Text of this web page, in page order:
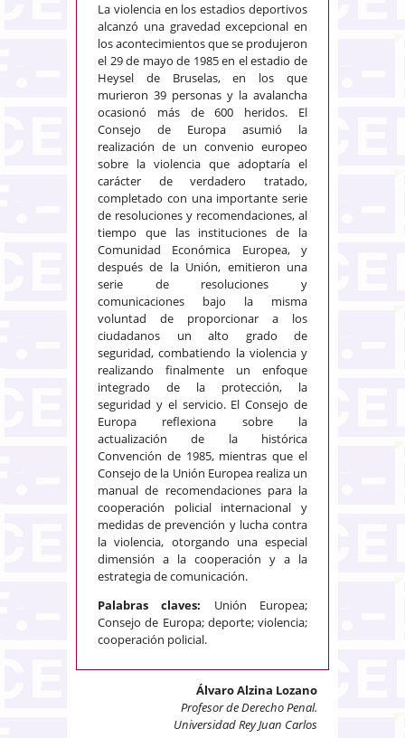
La violencia en los estadios deportivos
alcanzó una gravedad excepcional en
los acontecimientos que se produjeron
el 29 de mayo de 1985 en el estadio de
Heysel de Bruselas, en los que
murieron 39 personas y la avalancha
ocasionó más de 600 heridos. El
Consejo de Europa asumió la
realización de un convenio europeo
sobre la violencia que adoptaría el
carácter de verdadero tratado,
completado con una importante serie
de resoluciones y recomendaciones, al
tiempo que las instituciones de la
Comunidad Económica Europea, y
después de la Unión, emitieron una
serie de resoluciones y
comunicaciones bajo la misma
voluntad de proporcionar a los
ciudadanos un alto grado de
seguridad, combatiendo la violencia y
realizando finalmente un enfoque
integrado de la protección, la
seguridad y el servicio. El Consejo de
Europa reflexiona sobre la
actualización de la histórica
Convención de 1985, mientras que el
Consejo de la Unión Europea realiza un
manual de recomendaciones para la
cooperación policial internacional y
medidas de prevención y lucha contra
la violencia, otorgando una especial
dimensión a la cooperación y a la
estrategia de comunicación.
Palabras claves: Unión Europea;
Consejo de Europa; deporte; violencia;
cooperación policial.
Álvaro Alzina Lozano
Profesor de Derecho Penal.
Universidad Rey Juan Carlos